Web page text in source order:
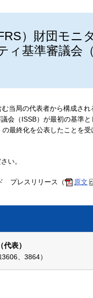
）財団モニ
ィ基準審議会
当局の代表者から構成さ
会（ISSB）が最初の基準
の最終化を公表したことを
い。
プレスリリース（ 原文
表）
、3864）